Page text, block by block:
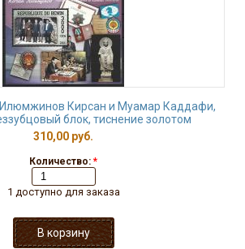
Илюмжинов Кирсан и Муамар Каддафи,
блок, тиснение золотом
310,00 руб.
Количество: *
1 доступно для заказа